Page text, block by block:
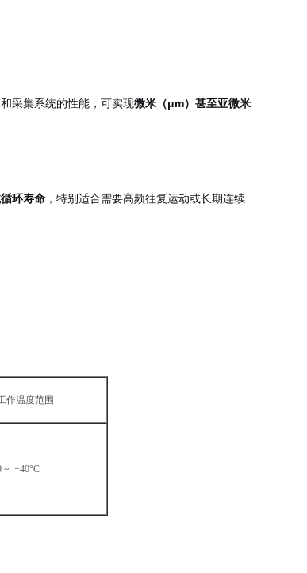
采集系统的性能，可实现微米（μm）甚至亚微米
环寿命 ，特别适合需要高频往复运动或长期连续
作温度范围
~ +40°C